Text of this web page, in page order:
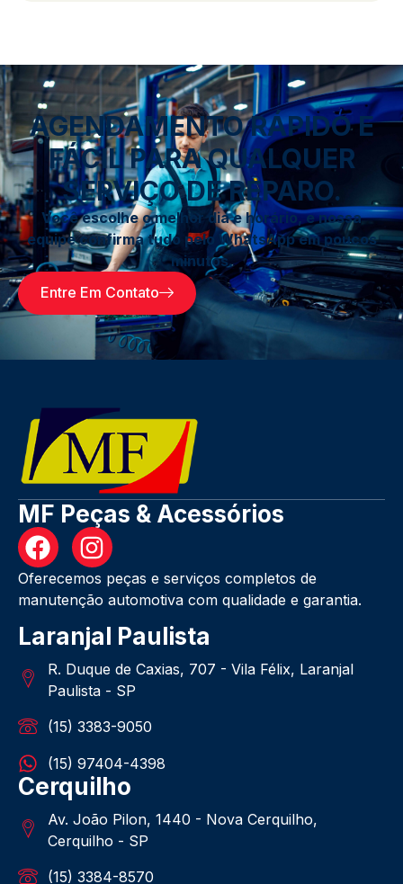
AGENDAMENTO RÁPIDO E
FÁCIL PARA QUALQUER
SERVIÇO DE REPARO.
Você escolhe o melhor dia e horário, e nossa
equipe confirma tudo pelo WhatsApp em poucos
minutos.
Entre Em Contato
MF Peças & Acessórios
Oferecemos peças e serviços completos de
manutenção automotiva com qualidade e garantia.
Laranjal Paulista
R. Duque de Caxias, 707 - Vila Félix, Laranjal
Paulista - SP
(15) 3383-9050
(15) 97404-4398
Cerquilho
Av. João Pilon, 1440 - Nova Cerquilho,
Cerquilho - SP
(15) 3384-8570